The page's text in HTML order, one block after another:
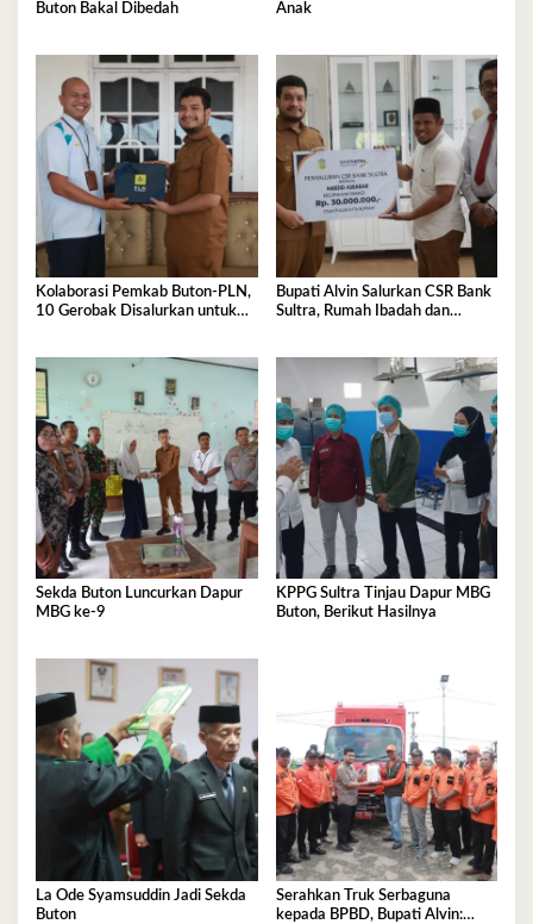
Buton Bakal Dibedah
Anak
Kolaborasi Pemkab Buton-PLN,
10 Gerobak Disalurkan untuk
Bupati Alvin Salurkan CSR Bank
Sultra, Rumah Ibadah dan
Sekda Buton Luncurkan Dapur
MBG ke-9
KPPG Sultra Tinjau Dapur MBG
Buton, Berikut Hasilnya
La Ode Syamsuddin Jadi Sekda
Buton
Serahkan Truk Serbaguna
kepada BPBD, Bupati Alvin: